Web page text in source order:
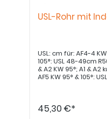
USL-Rohr mit
USL: cm für: AF4-4 KW 95°; A1 & A2 lang, KW
105°: USL 48-49cm
& A2 KW 95°; A1 & A2
AF5 KW 95° & 105°:
45,30 €*